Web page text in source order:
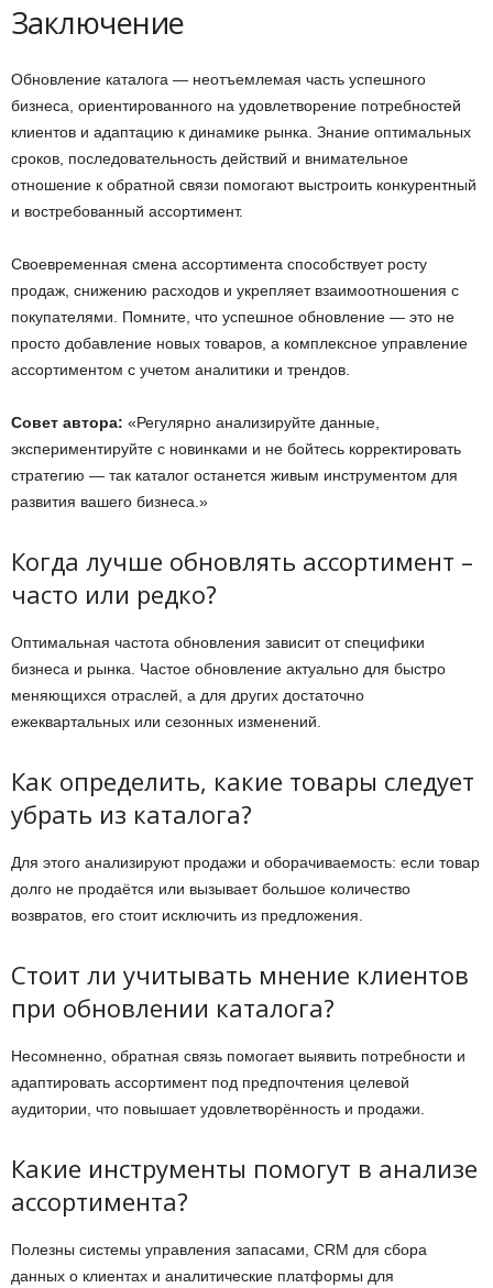
Заключение
Обновление каталога — неотъемлемая часть успешного
бизнеса, ориентированного на удовлетворение потребностей
клиентов и адаптацию к динамике рынка. Знание оптимальных
сроков, последовательность действий и внимательное
отношение к обратной связи помогают выстроить конкурентный
и востребованный ассортимент.
Своевременная смена ассортимента способствует росту
продаж, снижению расходов и укрепляет взаимоотношения с
покупателями. Помните, что успешное обновление — это не
просто добавление новых товаров, а комплексное управление
ассортиментом с учетом аналитики и трендов.
Совет автора: «Регулярно анализируйте данные,
экспериментируйте с новинками и не бойтесь корректировать
стратегию — так каталог останется живым инструментом для
развития вашего бизнеса.»
Когда лучше обновлять ассортимент –
часто или редко?
Оптимальная частота обновления зависит от специфики
бизнеса и рынка. Частое обновление актуально для быстро
меняющихся отраслей, а для других достаточно
ежеквартальных или сезонных изменений.
Как определить, какие товары следует
убрать из каталога?
Для этого анализируют продажи и оборачиваемость: если товар
долго не продаётся или вызывает большое количество
возвратов, его стоит исключить из предложения.
Стоит ли учитывать мнение клиентов
при обновлении каталога?
Несомненно, обратная связь помогает выявить потребности и
адаптировать ассортимент под предпочтения целевой
аудитории, что повышает удовлетворённость и продажи.
Какие инструменты помогут в анализе
ассортимента?
Полезны системы управления запасами, CRM для сбора
данных о клиентах и аналитические платформы для